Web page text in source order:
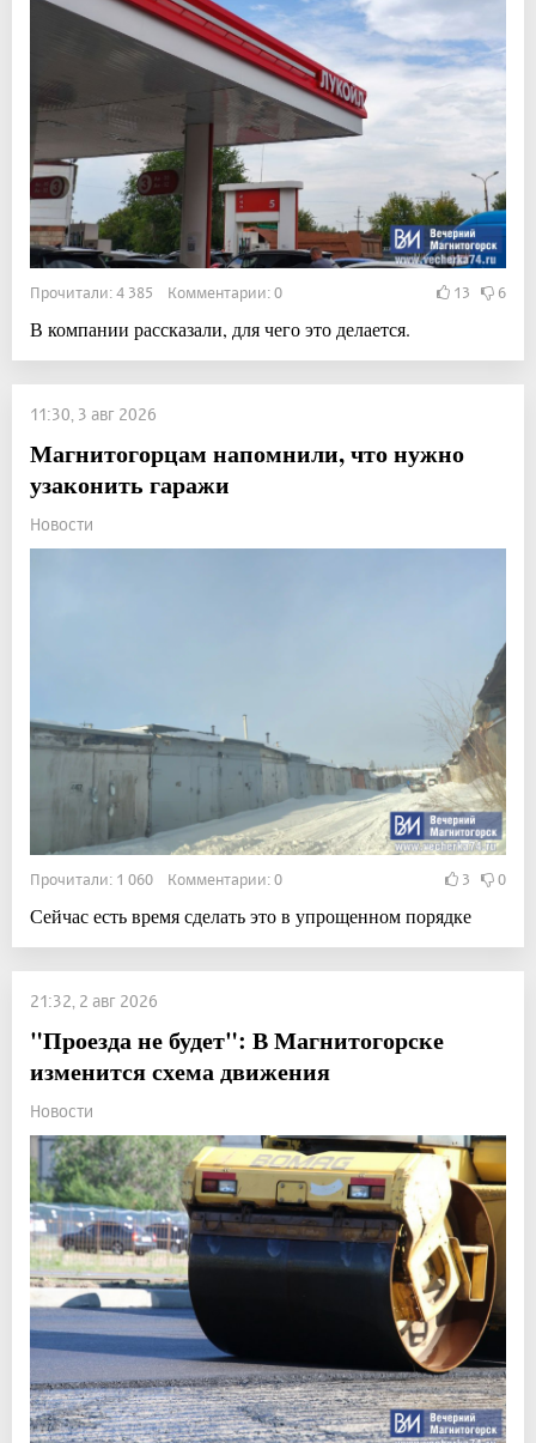
Прочитали: 4 385 Комментарии: 0 13 6
В компании рассказали, для чего это делается.
11:30, 3 авг 2026
Магнитогорцам напомнили, что нужно
узаконить гаражи
Новости
Прочитали: 1 060 Комментарии: 0 3 0
Сейчас есть время сделать это в упрощенном порядке
21:32, 2 авг 2026
"Проезда не будет": В Магнитогорске
изменится схема движения
Новости